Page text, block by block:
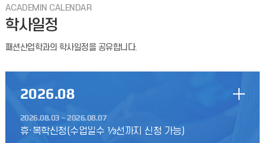
인정됩니다
ACADEMIN CALENDAR
학사일정
패션산업학과의 학사일정을 공유합니다.
2026.08
2026.08.03 ~ 2026.08.07
휴·복학신청(수업일수 ⅓선까지 신청 가능)